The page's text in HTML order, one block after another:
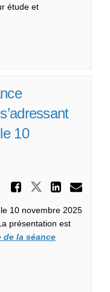
étude et
10
Partager
10 novembre 2025
présentation est
la séance